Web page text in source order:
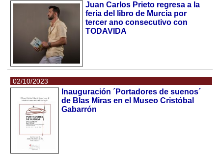
Juan Carlos Prieto regresa a la
feria del libro de Murcia por
tercer ano consecutivo con
TODAVIDA
02/10/2023
Inauguración ´Portadores de suenos´
de Blas Miras en el Museo Cristóbal
Gabarrón